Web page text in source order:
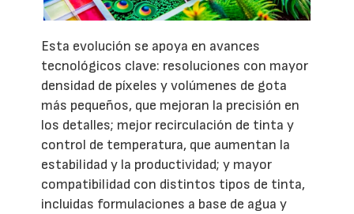
Esta evolución se apoya en avances
tecnológicos clave: resoluciones con mayor
densidad de píxeles y volúmenes de gota
más pequeños, que mejoran la precisión en
los detalles; mejor recirculación de tinta y
control de temperatura, que aumentan la
estabilidad y la productividad; y mayor
compatibilidad con distintos tipos de tinta,
incluidas formulaciones a base de agua y